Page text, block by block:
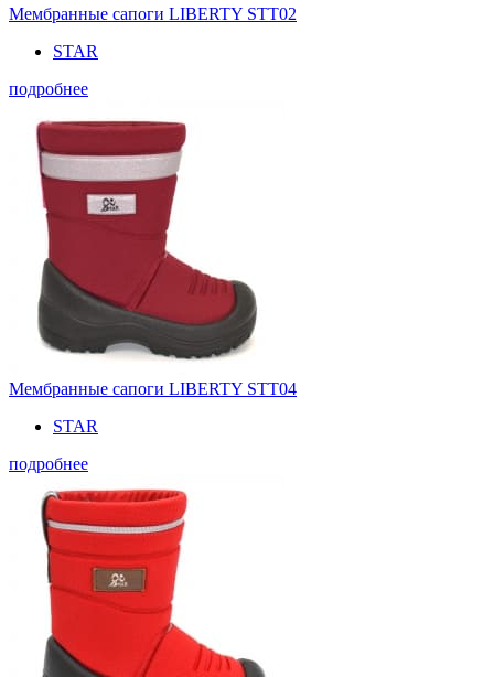
Мембранные сапоги LIBERTY STT02
STAR
подробнее
Мембранные сапоги LIBERTY STT04
STAR
подробнее